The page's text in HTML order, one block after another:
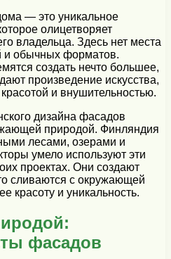
— это уникальное
олицетворяет
владельца. Здесь нет места
и обычных форматов.
создать нечто большее,
произведение искусства,
и внушительностью.
дизайна фасадов
природой. Финляндия
лесами, озерами и
умело используют эти
проектах. Они создают
сливаются с окружающей
красоту и уникальность.
фасадов